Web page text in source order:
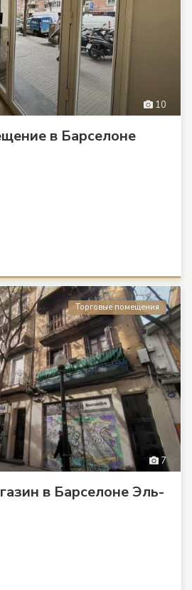
10
в Барселоне
7
Торговые помещения
в Барселоне Эль-